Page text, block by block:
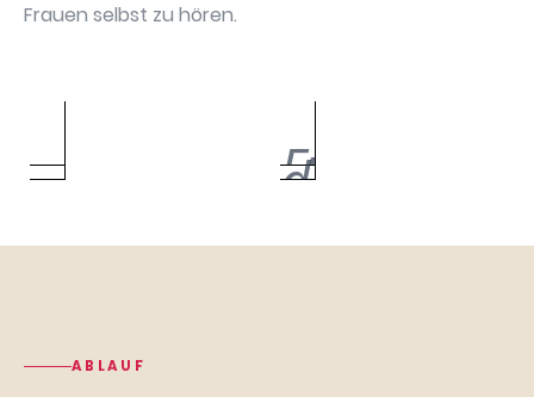
Frauen selbst zu hören.
Silke Gebauer
Julia Dibbern Sarah Chatzikas
ABLAUF